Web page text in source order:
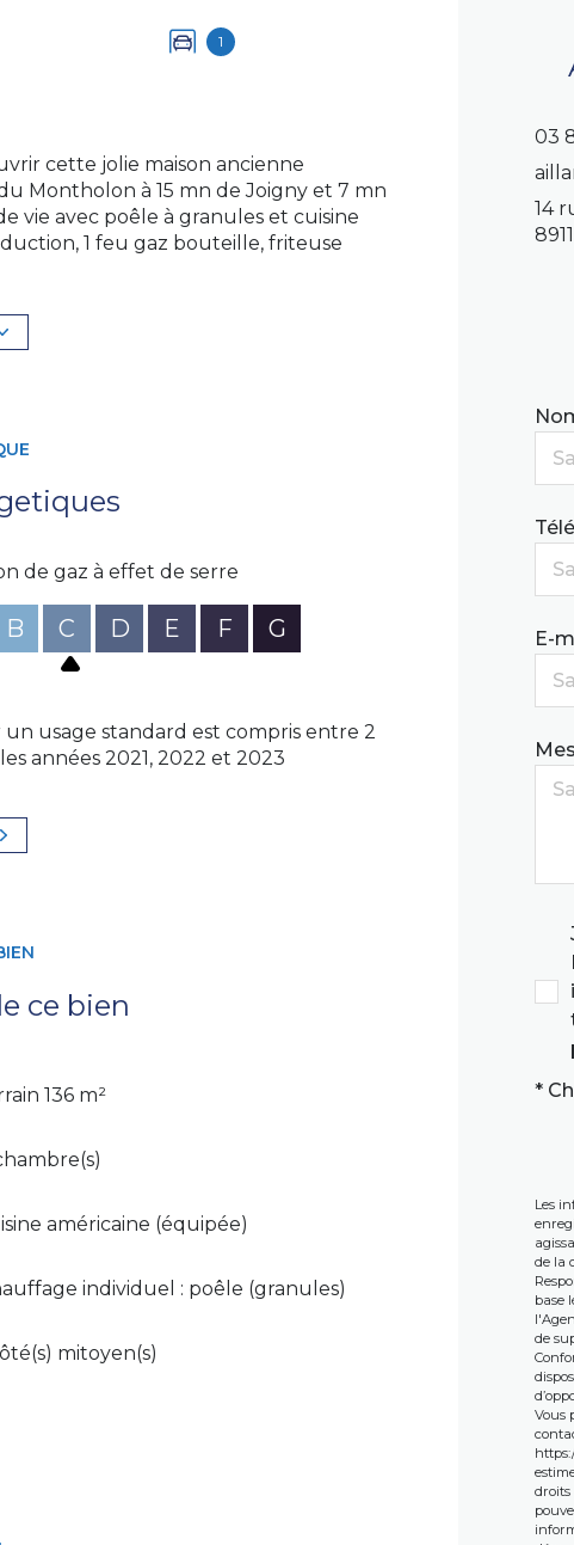
1
cette jolie maison ancienne
Montholon à 15 mn de Joigny et 7 mn
vie avec poêle à granules et cuisine
1 feu gaz bouteille, friteuse
Mme Cynthia Mauris,
Spécial des Agents Commerciaux
de gaz à effet de serre
B C D E F G
usage standard est compris entre 2
années 2021, 2022 et 2023
ce bien
136 m²
américaine (équipée)
individuel : poêle (granules)
mitoyen(s)
03
14
E-
*
Les
de la
base
de
Vous
droits